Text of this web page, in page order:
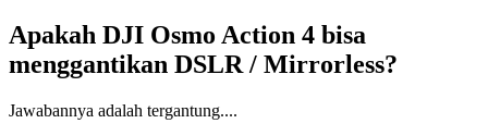
Apakah DJI Osmo Action 4 bisa
menggantikan DSLR / Mirrorless?
Jawabannya adalah tergantung....